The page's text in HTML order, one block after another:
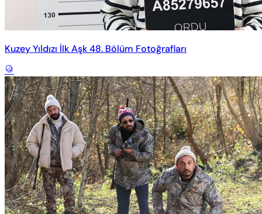
Kuzey Yıldızı İlk Aşk 48. Bölüm Fotoğrafları